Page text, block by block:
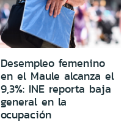
Desempleo femenino
en el Maule alcanza el
9,3%: INE reporta baja
general en la
ocupación